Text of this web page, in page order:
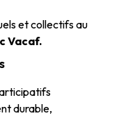
et collectifs au
Vacaf.
durable,